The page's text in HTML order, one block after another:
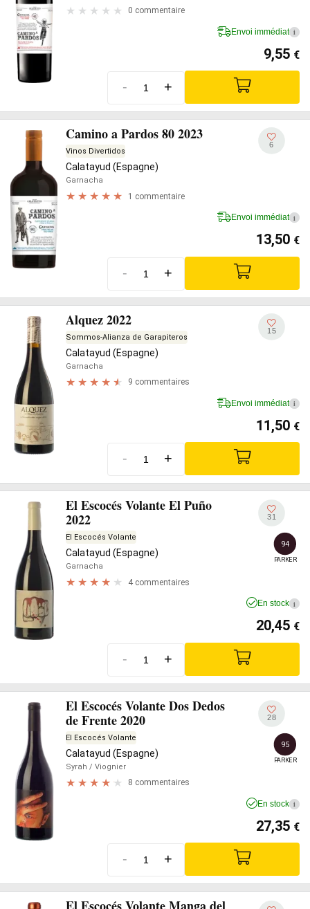
0 commentaire
Envoi immédiat i
9,55 €
- +
Camino a Pardos 80 2023
Vinos Divertidos
Calatayud (Espagne)
Garnacha
1 commentaire
6
Envoi immédiat i
13,50 €
- +
Alquez 2022
Sommos-Alianza de Garapiteros
Calatayud (Espagne)
Garnacha
9 commentaires
15
Envoi immédiat i
11,50 €
- +
El Escocés Volante El Puño
2022
El Escocés Volante
Calatayud (Espagne)
Garnacha
4 commentaires
31
94
PARKER
En stock i
20,45 €
- +
El Escocés Volante Dos Dedos
de Frente 2020
El Escocés Volante
Calatayud (Espagne)
Syrah / Viognier
8 commentaires
28
95
PARKER
En stock i
27,35 €
- +